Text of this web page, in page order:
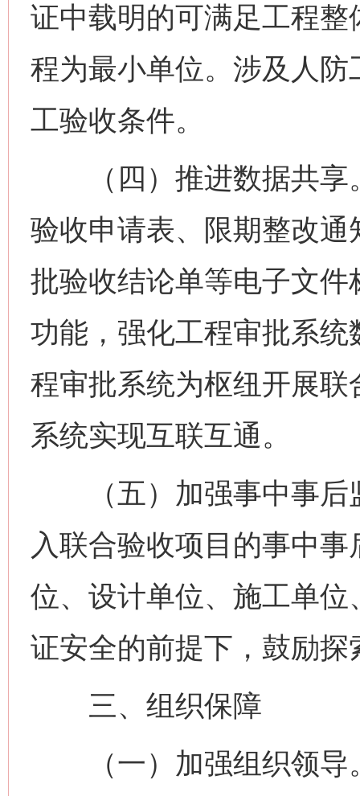
证中载明的可满足工程
程为最小单位。涉及人
工验收条件。
（四）推进数据共享
验收申请表、限期整改
批验收结论单等电子文
功能，强化工程审批系
程审批系统为枢纽开展
系统实现互联互通。
（五）加强事中事后
入联合验收项目的事中
位、设计单位、施工单
证安全的前提下，鼓励
三、组织保障
（一）加强组织领导